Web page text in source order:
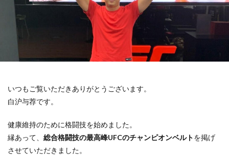
いつもご覧いただきありがとうございます。
白沪与荐です。
健康維持のために格闘技を始めました。
縁あって、 総合格闘技の最高峰UFCのチャンピオンベルトを掲げ
させていただきました。